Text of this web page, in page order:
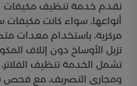
نقدم خدمة تنظيف مكيفات
أنواعها، سواء كانت مكيفات
مركزية، باستخدام معدات
تزيل الأوساخ دون إتلاف
تشمل الخدمة تنظيف الفلاتر،
ومجاري التصريف، مع فحص